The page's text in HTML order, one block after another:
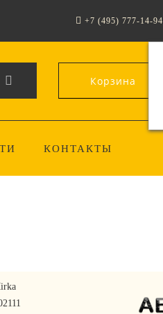
+7 (495) 777-14-94
Корзина
КОНТАКТЫ